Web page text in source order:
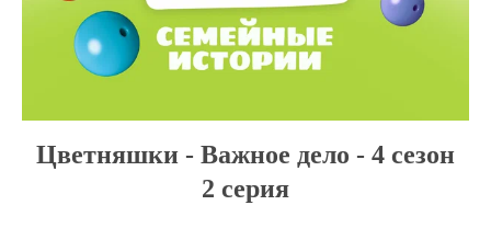
Цветняшки - Важное дело - 4 сезон
2 серия